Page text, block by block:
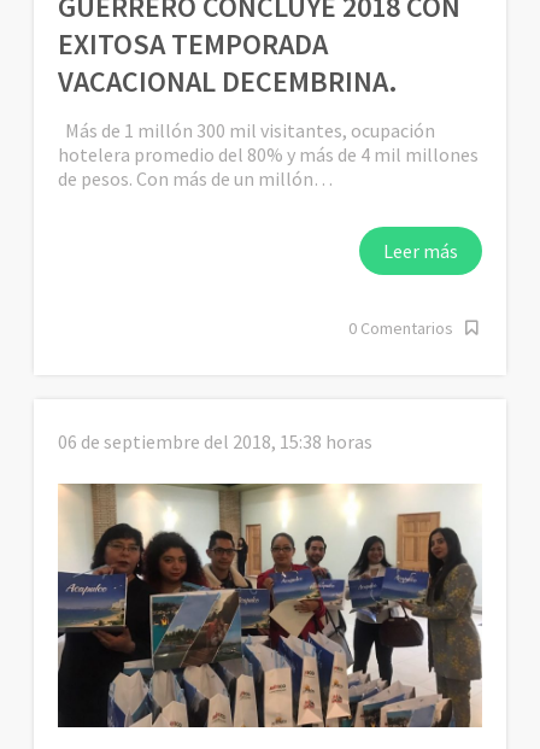
EXITOSA TEMPORADA
VACACIONAL DECEMBRINA.
Más de 1 millón 300 mil visitantes, ocupación
hotelera promedio del 80% y más de 4 mil millones
de pesos. Con más de un millón…
Leer más
0 Comentarios
06 de septiembre del 2018, 15:38 horas